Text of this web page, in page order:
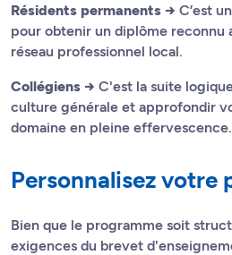
Résidents permanents → C’est
pour obtenir un diplôme reconnu
réseau professionnel local.
Collégiens → C'est la suite
culture générale et approfondir
domaine en pleine effervescence.
Personnalisez votre
Bien que le programme soit
exigences du brevet